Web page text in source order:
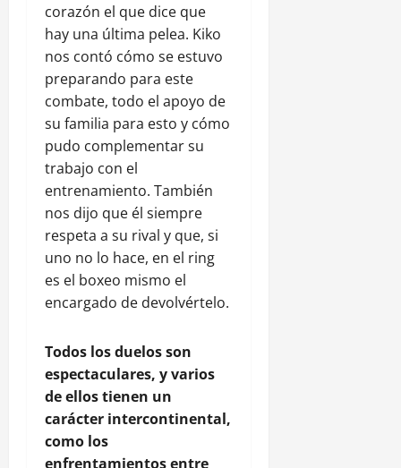
corazón el que dice que
hay una última pelea. Kiko
nos contó cómo se estuvo
preparando para este
combate, todo el apoyo de
su familia para esto y cómo
pudo complementar su
trabajo con el
entrenamiento. También
nos dijo que él siempre
respeta a su rival y que, si
uno no lo hace, en el ring
es el boxeo mismo el
encargado de devolvértelo.
Todos los duelos son
espectaculares, y varios
de ellos tienen un
carácter intercontinental,
como los
enfrentamientos entre